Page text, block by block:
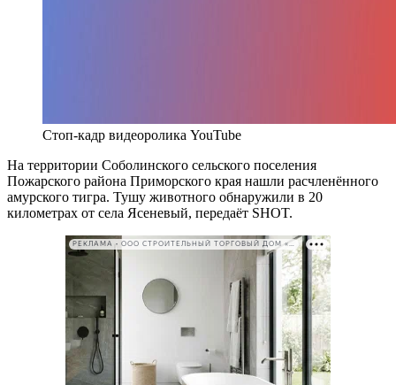
Стоп-кадр видеоролика YouTube
На территории Соболинского сельского поселения
Пожарского района Приморского края нашли расчленённого
амурского тигра. Тушу животного обнаружили в 20
километрах от села Ясеневый, передаёт SHOT.
РЕКЛАМА • ООО СТРОИТЕЛЬНЫЙ ТОРГОВЫЙ ДОМ «ПЕТРОВИЧ». ИНН: 7802348846